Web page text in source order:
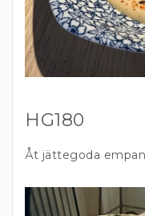
HG180
Åt jättegoda